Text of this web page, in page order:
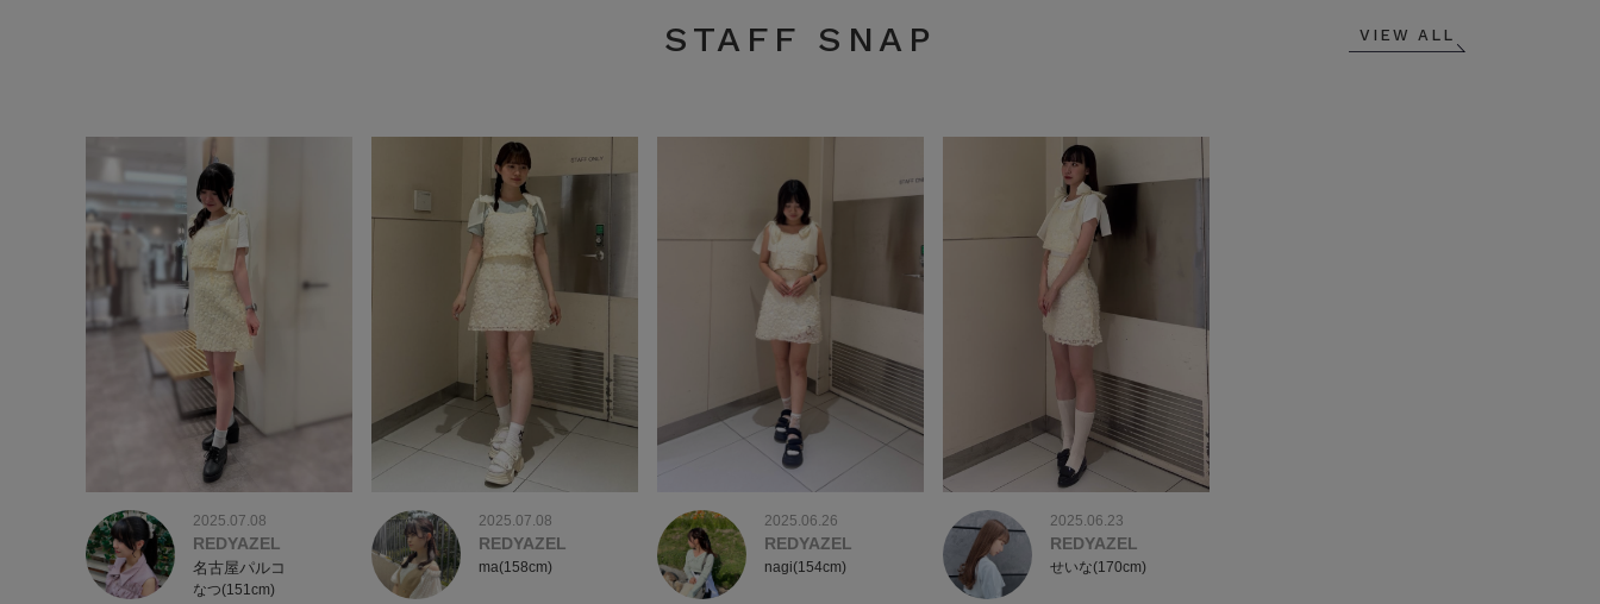
STAFF SNAP VIEW ALL
2025.07.08
REDYAZEL
名古屋パルコ
なつ(151cm)
2025.07.08
REDYAZEL
ma(158cm)
2025.06.26
REDYAZEL
nagi(154cm)
2025.06.23
REDYAZEL
せいな(170cm)